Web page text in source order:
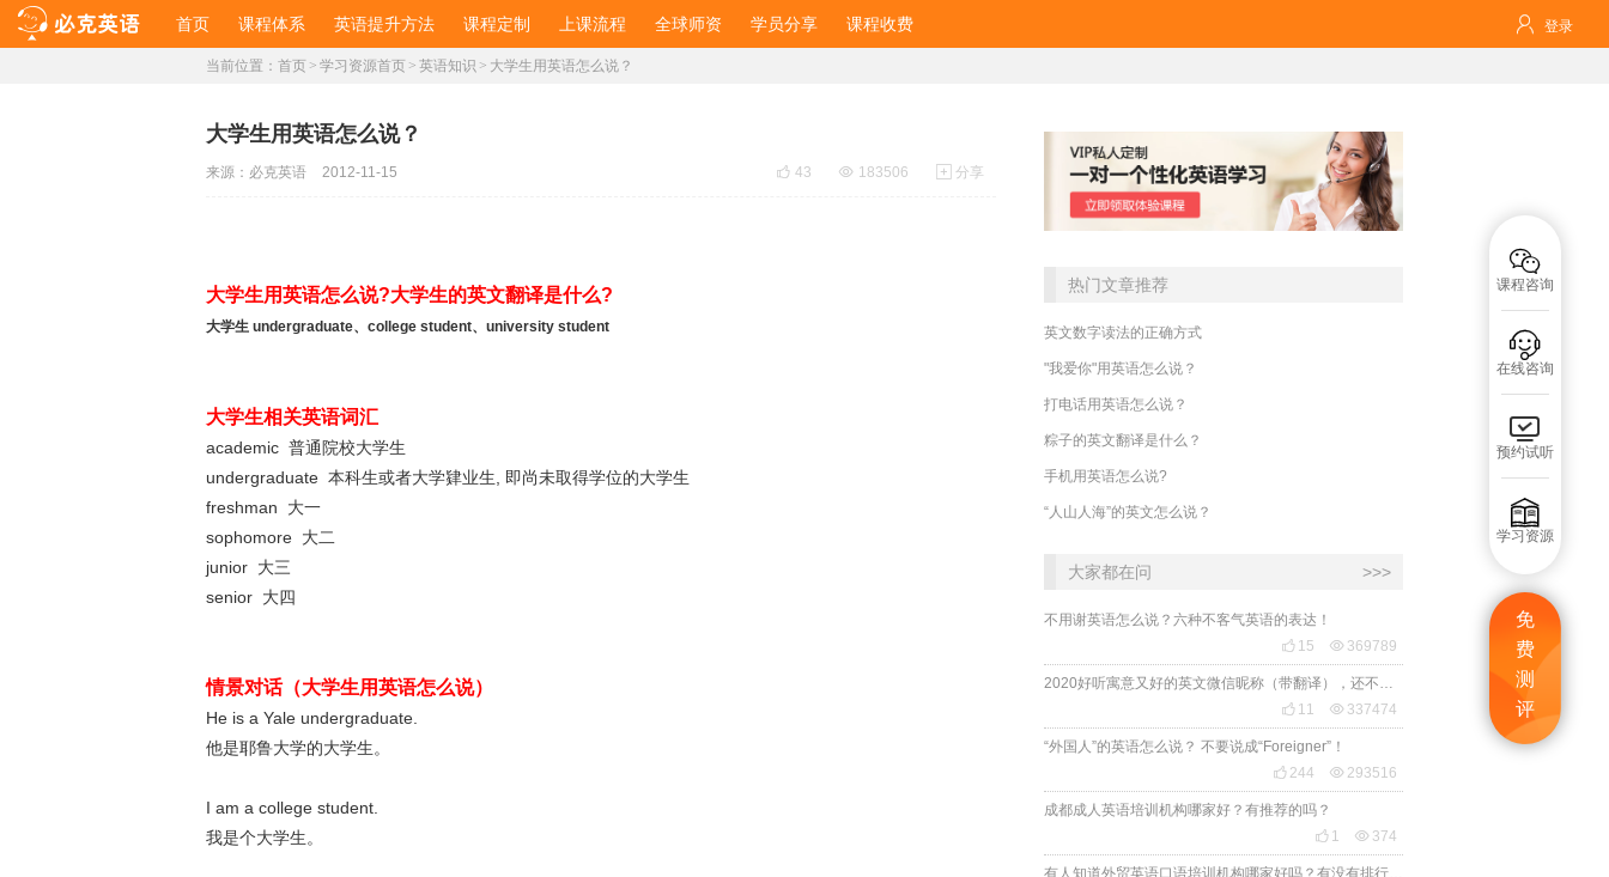
首页 课程体系 英语提升方法 课程定制 上课流程 全球师资 学员分享 课程收费  登录

课程咨询

在线咨询

预约试听

学习资源
免
费
测
评
当前位置： 首页 > 学习资源首页 > 英语知识 > 大学生用英语怎么说？
大学生用英语怎么说？
 43  183506  分享
来源： 必克英语 2012-11-15
大学生用英语怎么说?大学生的英文翻译是什么?
大学生 undergraduate、college student、university student
大学生相关英语词汇
academic 普通院校大学生
undergraduate 本科生或者大学肄业生, 即尚未取得学位的大学生
freshman 大一
sophomore 大二
junior 大三
senior 大四
情景对话（大学生用英语怎么说）
He is a Yale undergraduate.
他是耶鲁大学的大学生。
I am a college student.
我是个大学生。
热门文章推荐
英文数字读法的正确方式
"我爱你"用英语怎么说？
打电话用英语怎么说？
粽子的英文翻译是什么？
手机用英语怎么说?
“人山人海”的英文怎么说？
大家都在问 >>>
不用谢英语怎么说？六种不客气英语的表达！
 15  369789
 11  337474
“外国人”的英语怎么说？ 不要说成“Foreigner”！
 244  293516
成都成人英语培训机构哪家好？有推荐的吗？
 1  374